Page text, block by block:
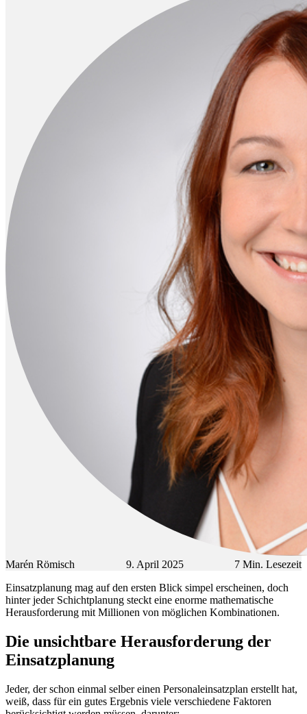
Marén Römisch 9. April 2025 7 Min. Lesezeit
Einsatzplanung mag auf den ersten Blick simpel erscheinen, doch
hinter jeder Schichtplanung steckt eine enorme mathematische
Herausforderung mit Millionen von möglichen Kombinationen.
Die unsichtbare Herausforderung der
Einsatzplanung
Jeder, der schon einmal selber einen Personaleinsatzplan erstellt hat,
weiß, dass für ein gutes Ergebnis viele verschiedene Faktoren